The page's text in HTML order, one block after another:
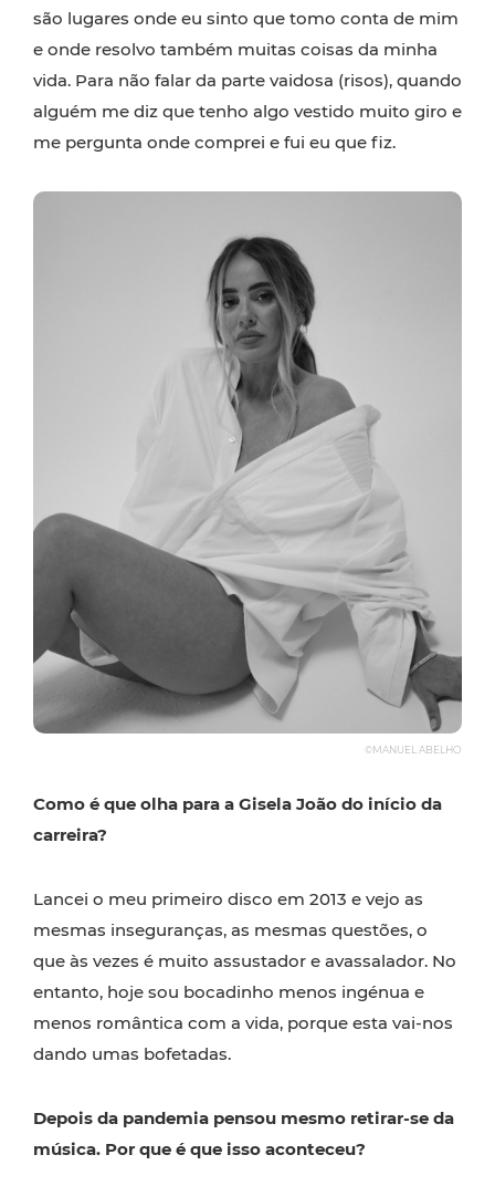
são lugares onde eu sinto que tomo conta de mim
e onde resolvo também muitas coisas da minha
vida. Para não falar da parte vaidosa (risos), quando
alguém me diz que tenho algo vestido muito giro e
me pergunta onde comprei e fui eu que fiz.
©MANUEL ABELHO
Como é que olha para a Gisela João do início da
carreira?
Lancei o meu primeiro disco em 2013 e vejo as
mesmas inseguranças, as mesmas questões, o
que às vezes é muito assustador e avassalador. No
entanto, hoje sou bocadinho menos ingénua e
menos romântica com a vida, porque esta vai-nos
dando umas bofetadas.
Depois da pandemia pensou mesmo retirar-se da
música. Por que é que isso aconteceu?